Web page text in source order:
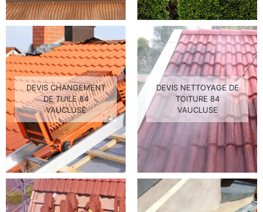
DEVIS CHANGEMENT
DE TUILE 84
VAUCLUSE
DEVIS NETTOYAGE DE
TOITURE 84
VAUCLUSE